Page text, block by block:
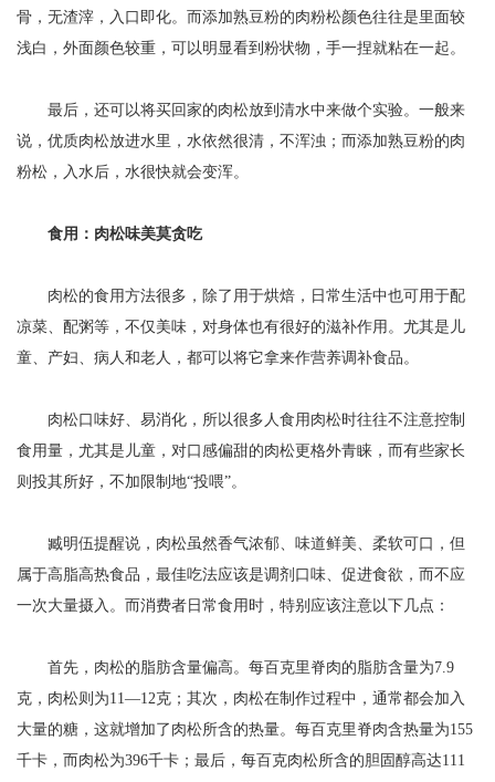
骨，无渣滓，入口即化。而添加熟豆粉的肉粉松颜色往往是里面较
浅白，外面颜色较重，可以明显看到粉状物，手一捏就粘在一起。
最后，还可以将买回家的肉松放到清水中来做个实验。一般来
说，优质肉松放进水里，水依然很清，不浑浊；而添加熟豆粉的肉
粉松，入水后，水很快就会变浑。
食用：肉松味美莫贪吃
肉松的食用方法很多，除了用于烘焙，日常生活中也可用于配
凉菜、配粥等，不仅美味，对身体也有很好的滋补作用。尤其是儿
童、产妇、病人和老人，都可以将它拿来作营养调补食品。
肉松口味好、易消化，所以很多人食用肉松时往往不注意控制
食用量，尤其是儿童，对口感偏甜的肉松更格外青睐，而有些家长
则投其所好，不加限制地“投喂”。
臧明伍提醒说，肉松虽然香气浓郁、味道鲜美、柔软可口，但
属于高脂高热食品，最佳吃法应该是调剂口味、促进食欲，而不应
一次大量摄入。而消费者日常食用时，特别应该注意以下几点：
首先，肉松的脂肪含量偏高。每百克里脊肉的脂肪含量为7.9
克，肉松则为11—12克；其次，肉松在制作过程中，通常都会加入
大量的糖，这就增加了肉松所含的热量。每百克里脊肉含热量为155
千卡，而肉松为396千卡；最后，每百克肉松所含的胆固醇高达111